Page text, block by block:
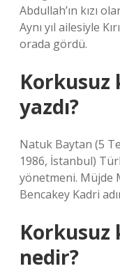
Abdullah’ın kızı
Aynı yıl ailesiyle
orada gördü.
Korkusuz
yazdı?
Natuk Baytan (5
1986, İstanbul)
yönetmeni. Müjde
Bencakey Kadri
Korkusuz
nedir?